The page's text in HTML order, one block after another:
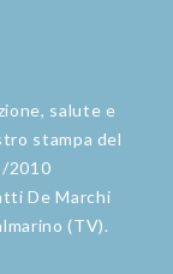
salute e
stampa del
2010
De Marchi
(TV).